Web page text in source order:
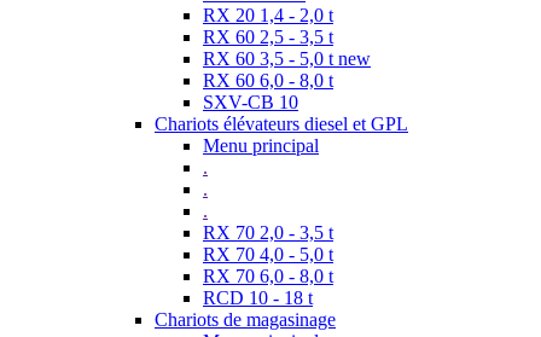
RX 20 1,4 - 2,0 t
RX 60 2,5 - 3,5 t
RX 60 3,5 - 5,0 t new
RX 60 6,0 - 8,0 t
SXV-CB 10
Chariots élévateurs diesel et GPL
Menu principal
.
.
.
RX 70 2,0 - 3,5 t
RX 70 4,0 - 5,0 t
RX 70 6,0 - 8,0 t
RCD 10 - 18 t
Chariots de magasinage